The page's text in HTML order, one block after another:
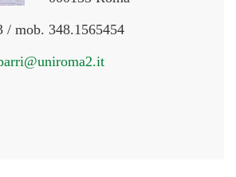
/ mob. 348.1565454